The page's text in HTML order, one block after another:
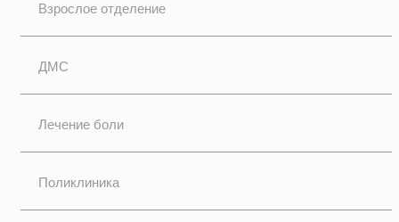
Взрослое отделение
ДМС
Лечение боли
Поликлиника